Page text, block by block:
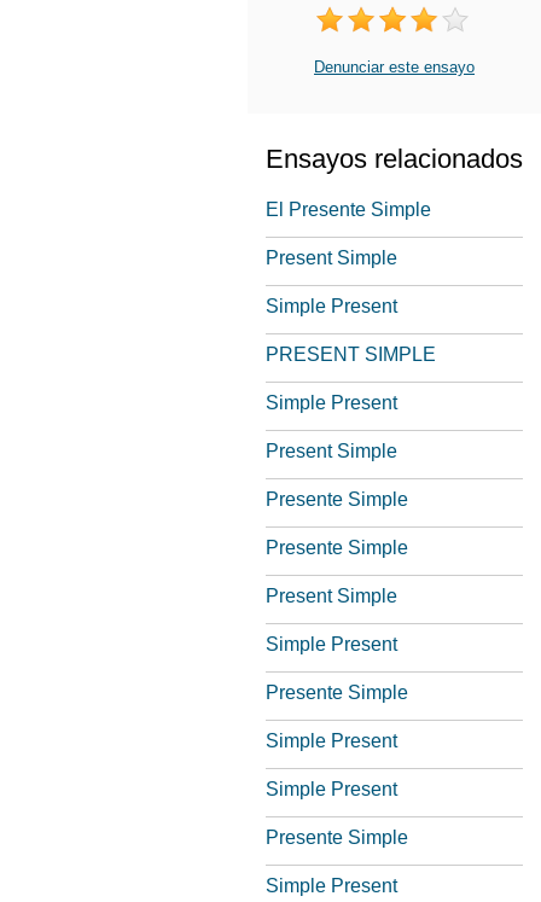
Denunciar este ensayo
Ensayos relacionados
El Presente Simple
Present Simple
Simple Present
PRESENT SIMPLE
Simple Present
Present Simple
Presente Simple
Presente Simple
Present Simple
Simple Present
Presente Simple
Simple Present
Simple Present
Presente Simple
Simple Present